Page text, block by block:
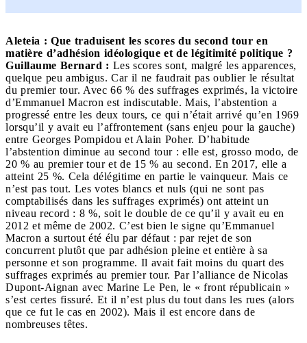
Aleteia : Que traduisent les scores du second tour en
matière d’adhésion idéologique et de légitimité politique ?
Guillaume Bernard : Les scores sont, malgré les apparences,
quelque peu ambigus. Car il ne faudrait pas oublier le résultat
du premier tour. Avec 66 % des suffrages exprimés, la victoire
d’Emmanuel Macron est indiscutable. Mais, l’abstention a
progressé entre les deux tours, ce qui n’était arrivé qu’en 1969
lorsqu’il y avait eu l’affrontement (sans enjeu pour la gauche)
entre Georges Pompidou et Alain Poher. D’habitude
l’abstention diminue au second tour : elle est, grosso modo, de
20 % au premier tour et de 15 % au second. En 2017, elle a
atteint 25 %. Cela délégitime en partie le vainqueur. Mais ce
n’est pas tout. Les votes blancs et nuls (qui ne sont pas
comptabilisés dans les suffrages exprimés) ont atteint un
niveau record : 8 %, soit le double de ce qu’il y avait eu en
2012 et même de 2002. C’est bien le signe qu’Emmanuel
Macron a surtout été élu par défaut : par rejet de son
concurrent plutôt que par adhésion pleine et entière à sa
personne et son programme. Il avait fait moins du quart des
suffrages exprimés au premier tour. Par l’alliance de Nicolas
Dupont-Aignan avec Marine Le Pen, le « front républicain »
s’est certes fissuré. Et il n’est plus du tout dans les rues (alors
que ce fut le cas en 2002). Mais il est encore dans de
nombreuses têtes.